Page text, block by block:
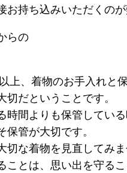
お持ち込みいただくの
らの
上、着物のお手入れと
切だということです。
時間よりも保管している
保管が大切です。
切な着物を見直してみま
ことは、思い出を守るこ